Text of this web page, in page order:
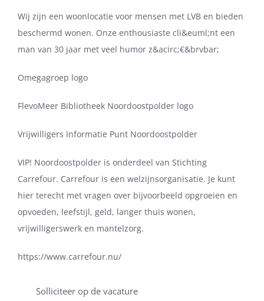
Wij zijn een woonlocatie voor mensen met LVB en bieden
beschermd wonen. Onze enthousiaste cli&euml;nt een
man van 30 jaar met veel humor z&acirc;€&brvbar;
Omegagroep logo
FlevoMeer Bibliotheek Noordoostpolder logo
Vrijwilligers Informatie Punt Noordoostpolder
VIP! Noordoostpolder is onderdeel van Stichting
Carrefour. Carrefour is een welzijnsorganisatie. Je kunt
hier terecht met vragen over bijvoorbeeld opgroeien en
opvoeden, leefstijl, geld, langer thuis wonen,
vrijwilligerswerk en mantelzorg.
https://www.carrefour.nu/
Solliciteer op de vacature